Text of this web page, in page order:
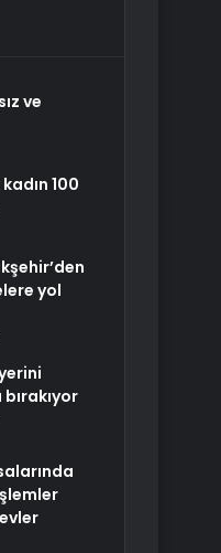
ve
100
yol